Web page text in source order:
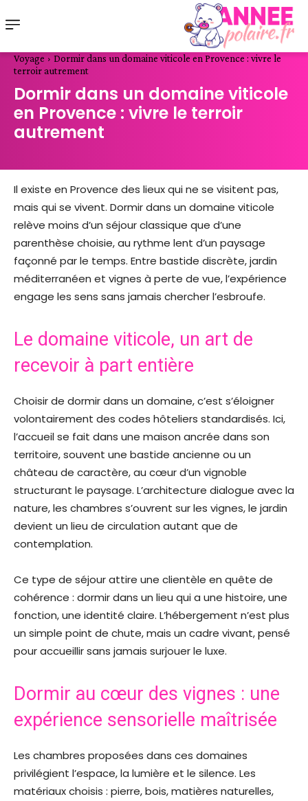
Voyage
Dormir dans un domaine viticole en Provence : vivre le
terroir autrement
Dormir dans un domaine viticole
en Provence : vivre le terroir
autrement
Il existe en Provence des lieux qui ne se visitent pas,
mais qui se vivent. Dormir dans un domaine viticole
relève moins d’un séjour classique que d’une
parenthèse choisie, au rythme lent d’un paysage
façonné par le temps. Entre bastide discrète, jardin
méditerranéen et vignes à perte de vue, l’expérience
engage les sens sans jamais chercher l’esbroufe.
Le domaine viticole, un art de
recevoir à part entière
Choisir de dormir dans un domaine, c’est s’éloigner
volontairement des codes hôteliers standardisés. Ici,
l’accueil se fait dans une maison ancrée dans son
territoire, souvent une bastide ancienne ou un
château de caractère, au cœur d’un vignoble
structurant le paysage. L’architecture dialogue avec la
nature, les chambres s’ouvrent sur les vignes, le jardin
devient un lieu de circulation autant que de
contemplation.
Ce type de séjour attire une clientèle en quête de
cohérence : dormir dans un lieu qui a une histoire, une
fonction, une identité claire. L’hébergement n’est plus
un simple point de chute, mais un cadre vivant, pensé
pour accueillir sans jamais surjouer le luxe.
Dormir au cœur des vignes : une
expérience sensorielle maîtrisée
Les chambres proposées dans ces domaines
privilégient l’espace, la lumière et le silence. Les
matériaux choisis : pierre, bois, matières naturelles,